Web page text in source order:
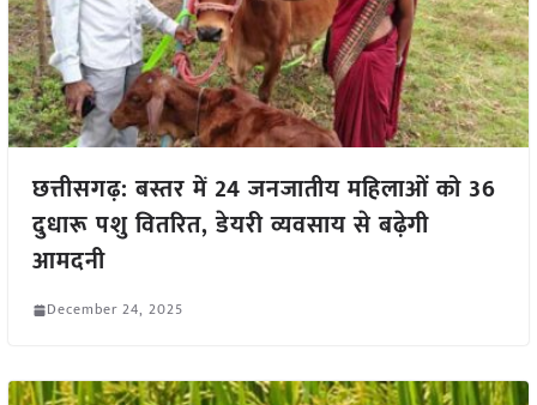
छत्तीसगढ़: बस्तर में 24 जनजातीय महिलाओं को 36
दुधारू पशु वितरित, डेयरी व्यवसाय से बढ़ेगी
आमदनी
December 24, 2025